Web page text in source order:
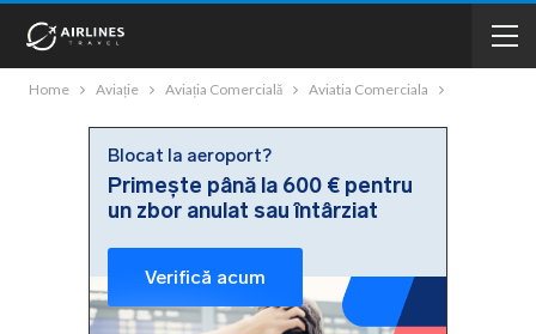
Home Aviație Aviația Comercială Aviatia Comerciala